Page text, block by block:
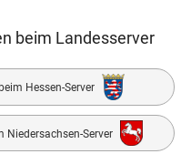
beim Landesserver
Hessen-Server
Niedersachsen-Server